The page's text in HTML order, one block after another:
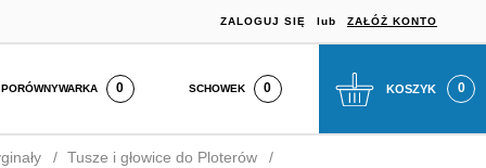
ZALOGUJ SIĘ lub ZAŁÓŻ KONTO
PORÓWNYWARKA SCHOWEK KOSZYK 0
Tusze i głowice do Ploterów